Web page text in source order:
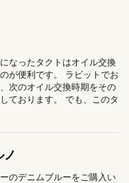
なったタクトはオイル交換
が便利です。 ラビットでお
次のオイル交換時期をその
ております。 でも、このタ
ノ
のデニムブルーをご購入い